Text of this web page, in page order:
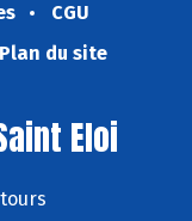
CGU
Plan du site
Eloi